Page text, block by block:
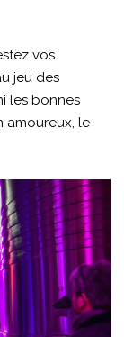
vos
jeu des
les bonnes
amoureux, le